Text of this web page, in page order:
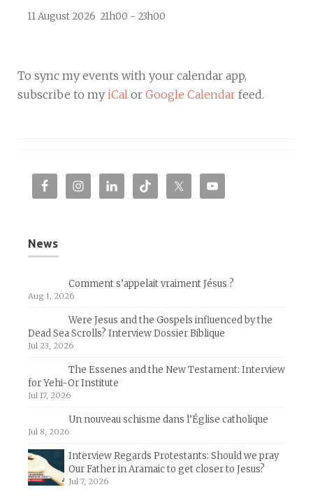
11 August 2026 21h00 - 23h00
To sync my events with your calendar app,
subscribe to my iCal or Google Calendar feed.
News
Comment s’appelait vraiment Jésus ?
Aug 1, 2026
Were Jesus and the Gospels influenced by the
Dead Sea Scrolls? Interview Dossier Biblique
Jul 23, 2026
The Essenes and the New Testament: Interview
for Yehi-Or Institute
Jul 17, 2026
Un nouveau schisme dans l’Église catholique
Jul 8, 2026
Interview Regards Protestants: Should we pray
Our Father in Aramaic to get closer to Jesus?
Jul 7, 2026